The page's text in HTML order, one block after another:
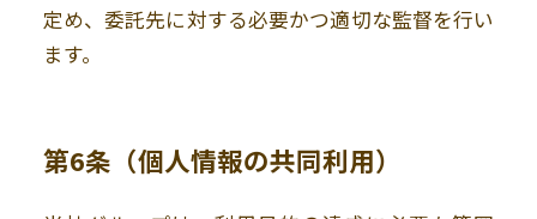
定め、委託先に対する必要かつ適切な監督を行い
ます。
第6条 （個人情報の共同利用）